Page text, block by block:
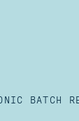
BATCH